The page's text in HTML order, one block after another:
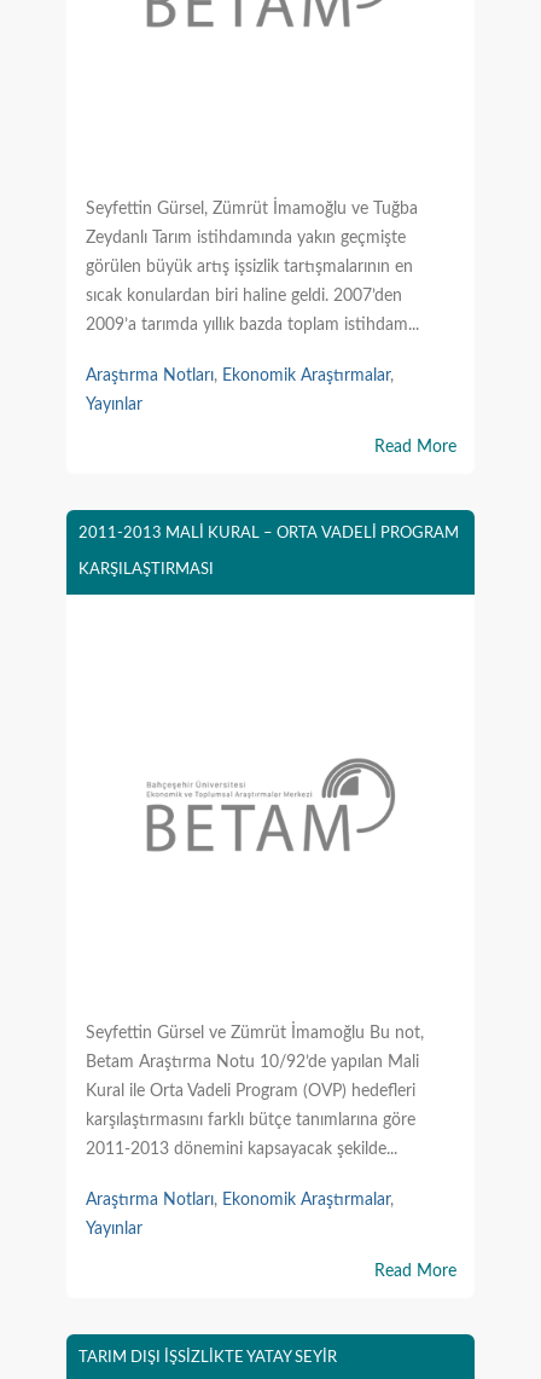
Seyfettin Gürsel, Zümrüt İmamoğlu ve Tuğba
Zeydanlı Tarım istihdamında yakın geçmişte
görülen büyük artış işsizlik tartışmalarının en
sıcak konulardan biri haline geldi. 2007’den
2009’a tarımda yıllık bazda toplam istihdam...
Araştırma Notları, Ekonomik Araştırmalar,
Yayınlar
Read More
2011-2013 MALİ KURAL – ORTA VADELİ PROGRAM
KARŞILAŞTIRMASI
Seyfettin Gürsel ve Zümrüt İmamoğlu Bu not,
Betam Araştırma Notu 10/92’de yapılan Mali
Kural ile Orta Vadeli Program (OVP) hedefleri
karşılaştırmasını farklı bütçe tanımlarına göre
2011-2013 dönemini kapsayacak şekilde...
Araştırma Notları, Ekonomik Araştırmalar,
Yayınlar
Read More
TARIM DIŞI İŞSİZLİKTE YATAY SEYİR